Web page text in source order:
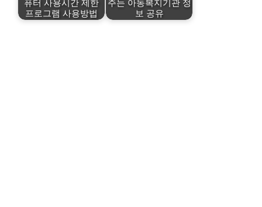
퓨터 사용시간 제한
프로그램 사용방법
주는 아동복지기관 정
보 공유